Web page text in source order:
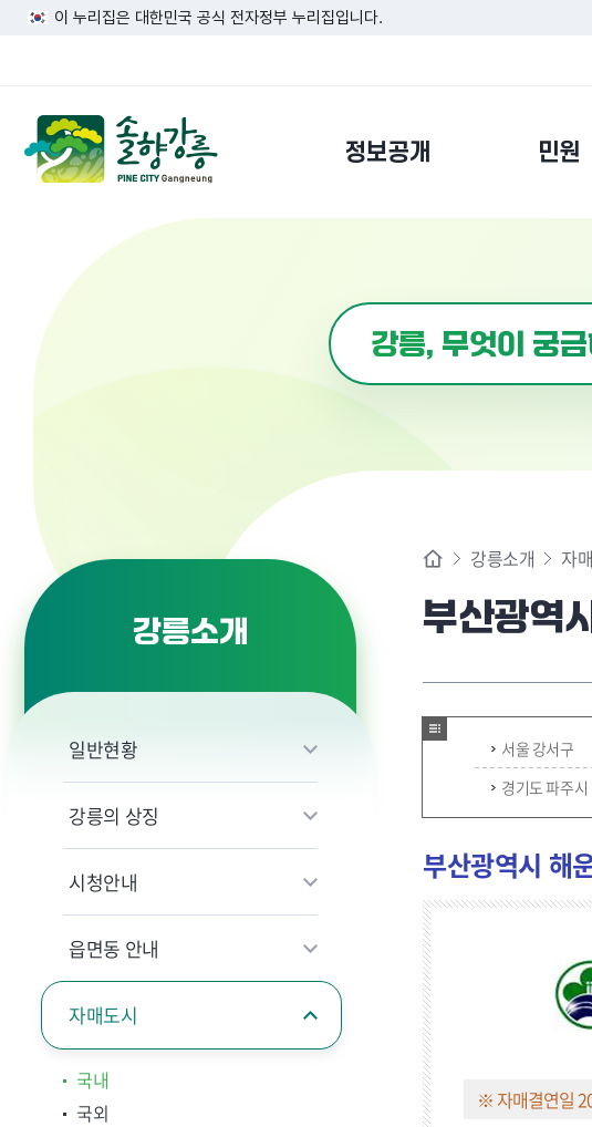
이 누리집은 대한민국 공식 전자정부 누리집입니다.
정보공개 민원
강릉소개
일반현황
강릉의 상징
시청안내
읍면동 안내
자매도시
국내
국외
강릉소개 자
부산광역
서울 강서구
경기도 파주시
부산광역시 해
※ 자매결연일